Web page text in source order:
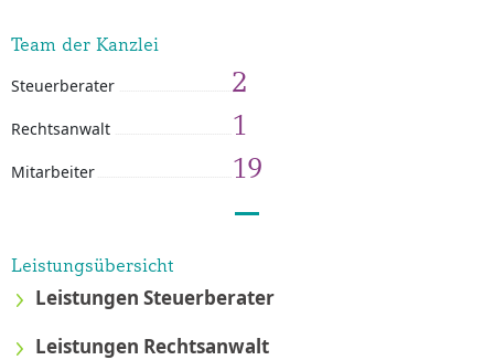
Team der Kanzlei
Steuerberater 2
Rechtsanwalt 1
Mitarbeiter 19
Leistungsübersicht
Leistungen Steuerberater
Leistungen Rechtsanwalt